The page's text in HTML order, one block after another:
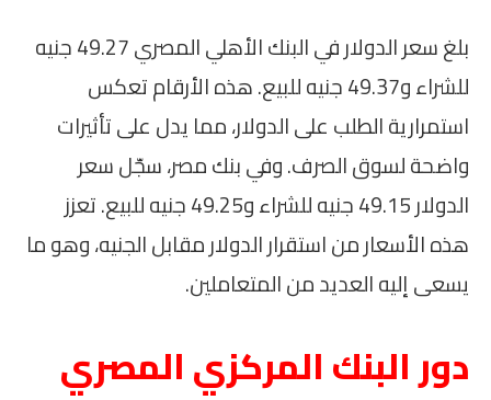
بلغ سعر الدولار في البنك الأهلي المصري 49.27 جنيه
للشراء و49.37 جنيه للبيع. هذه الأرقام تعكس
استمرارية الطلب على الدولار، مما يدل على تأثيرات
واضحة لسوق الصرف. وفي بنك مصر، سجّل سعر
الدولار 49.15 جنيه للشراء و49.25 جنيه للبيع. تعزز
هذه الأسعار من استقرار الدولار مقابل الجنيه، وهو ما
يسعى إليه العديد من المتعاملين.
دور البنك المركزي المصري